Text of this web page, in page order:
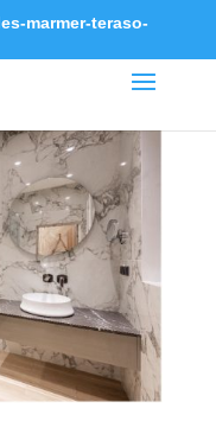
marmer-teraso-